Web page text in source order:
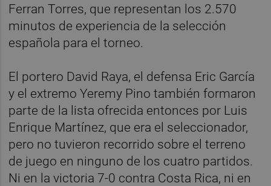
Ferran Torres, que representan los 2.570
minutos de experiencia de la selección
española para el torneo.
El portero David Raya, el defensa Eric García
y el extremo Yeremy Pino también formaron
parte de la lista ofrecida entonces por Luis
Enrique Martínez, que era el seleccionador,
pero no tuvieron recorrido sobre el terreno
de juego en ninguno de los cuatro partidos.
Ni en la victoria 7-0 contra Costa Rica, ni en